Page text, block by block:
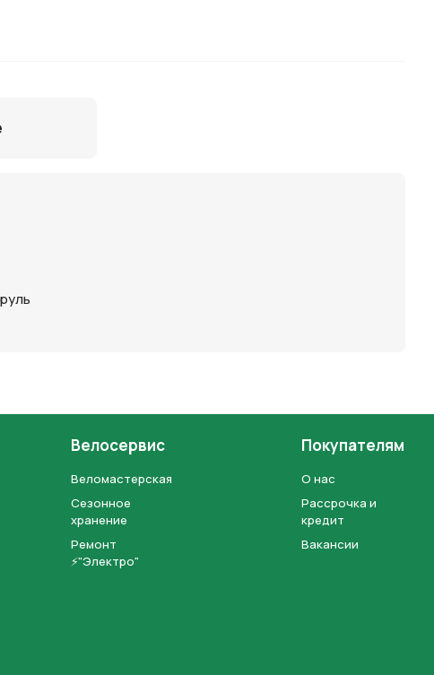
Велосервис
Веломастерская
Сезонное
хранение
Ремонт
⚡"Электро"
Покупателям
О нас
Рассрочка и
кредит
Вакансии